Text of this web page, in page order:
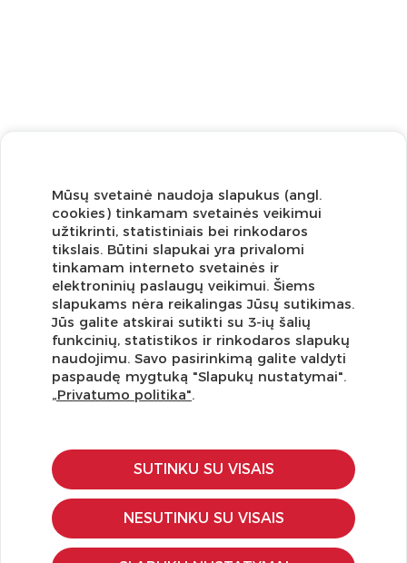
Užsisakykite naujienlaiškį ir pirmi gaukite geriausius
pasiūlymus!
KLIENTŲ APTARNAVIMAS
Pirkimo – pardavimo taisyklės
Pristatymas ir grąžinimas
Apmokėjimo būdai
Mūsų svetainė naudoja slapukus (angl.
cookies) tinkamam svetainės veikimui
užtikrinti, statistiniais bei rinkodaros
tikslais. Būtini slapukai yra privalomi
tinkamam interneto svetainės ir
elektroninių paslaugų veikimui. Šiems
slapukams nėra reikalingas Jūsų sutikimas.
Jūs galite atskirai sutikti su 3-ių šalių
funkcinių, statistikos ir rinkodaros slapukų
naudojimu. Savo pasirinkimą galite valdyti
paspaudę mygtuką "Slapukų nustatymai".
„Privatumo politika".
SUTINKU SU VISAIS
NESUTINKU SU VISAIS